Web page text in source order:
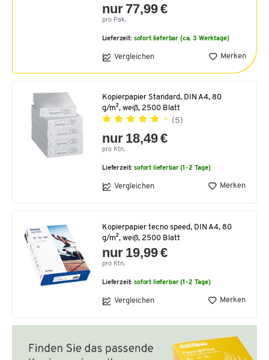
nur 77,99 €
pro Pak.
Lieferzeit: sofort lieferbar (ca. 3 Werktage)
Vergleichen Merken
Kopierpapier Standard, DIN A4, 80
g/m², weiß, 2500 Blatt
(5)
nur 18,49 €
pro Ktn.
Lieferzeit:sofort lieferbar (1-2 Tage)
Vergleichen Merken
Kopierpapier tecno speed, DIN A4, 80
g/m², weiß, 2500 Blatt
nur 19,99 €
pro Ktn.
Lieferzeit:sofort lieferbar (1-2 Tage)
Vergleichen Merken